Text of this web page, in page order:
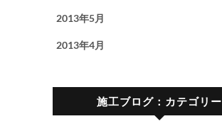
2013年5月
2013年4月
施工ブログ：カテゴリー